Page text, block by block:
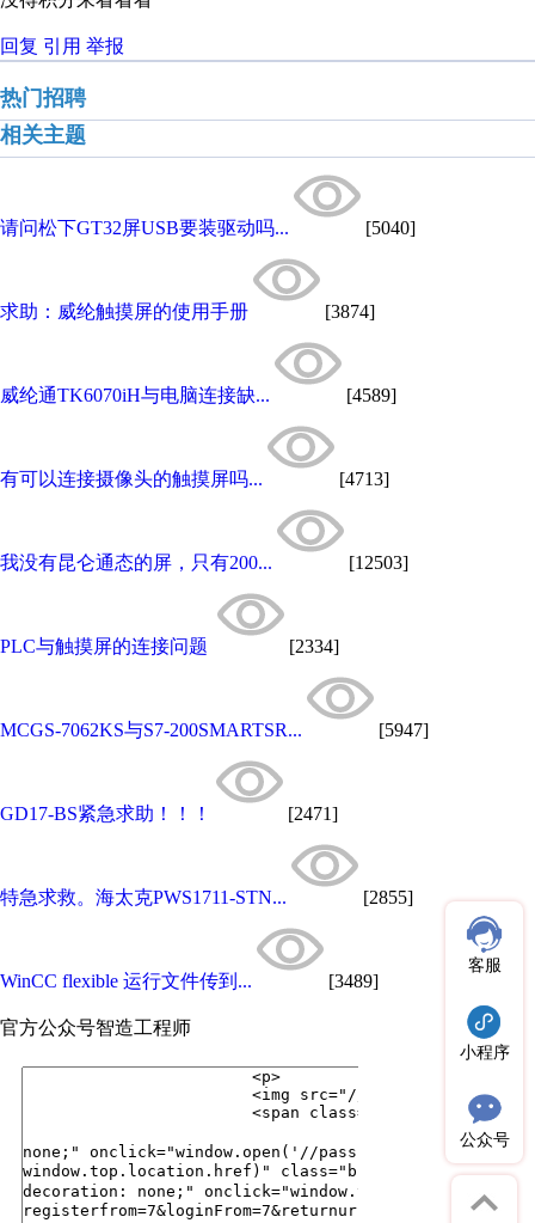
回复 引用 举报
热门招聘
相关主题
请问松下GT32屏USB要装驱动吗... [5040]
求助：威纶触摸屏的使用手册 [3874]
威纶通TK6070iH与电脑连接缺... [4589]
有可以连接摄像头的触摸屏吗... [4713]
我没有昆仑通态的屏，只有200... [12503]
PLC与触摸屏的连接问题 [2334]
MCGS-7062KS与S7-200SMARTSR... [5947]
GD17-BS紧急求助！！！ [2471]
特急求救。海太克PWS1711-STN... [2855]
WinCC flexible 运行文件传到... [3489]
官方公众号智造工程师
客服
小程序
公众号